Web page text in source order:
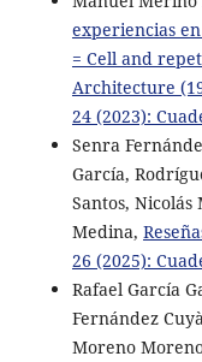
experiencias
= Cell and
Architecture
24 (2023):
Senra
García,
Santos,
Medina,
26 (2025):
Rafael García
Fernández
Moreno